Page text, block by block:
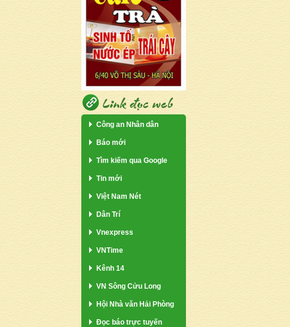
Công an Nhân dân
Báo mới
Tìm kiếm qua Google
Tin mới
Việt Nam Nét
Dân Trí
Vnexpress
VNTime
Kênh 14
VN Sông Cửu Long
Hội Nhà văn Hải Phòng
Đọc báo trực tuyến